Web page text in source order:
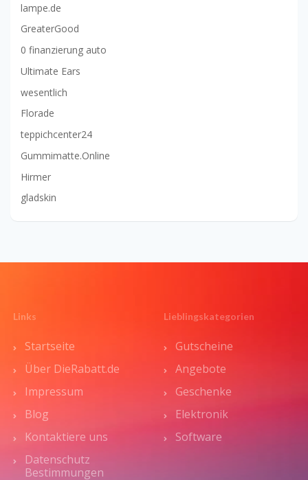
lampe.de
GreaterGood
0 finanzierung auto
Ultimate Ears
wesentlich
Florade
teppichcenter24
Gummimatte.Online
Hirmer
gladskin
Links
Startseite
Über DieRabatt.de
Impressum
Blog
Kontaktiere uns
Datenschutz
Bestimmungen
Lieblingskategorien
Gutscheine
Angebote
Geschenke
Elektronik
Software